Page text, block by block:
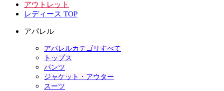
アウトレット
レディース TOP
アパレル
アパレルカテゴリすべて
トップス
パンツ
ジャケット・アウター
スーツ